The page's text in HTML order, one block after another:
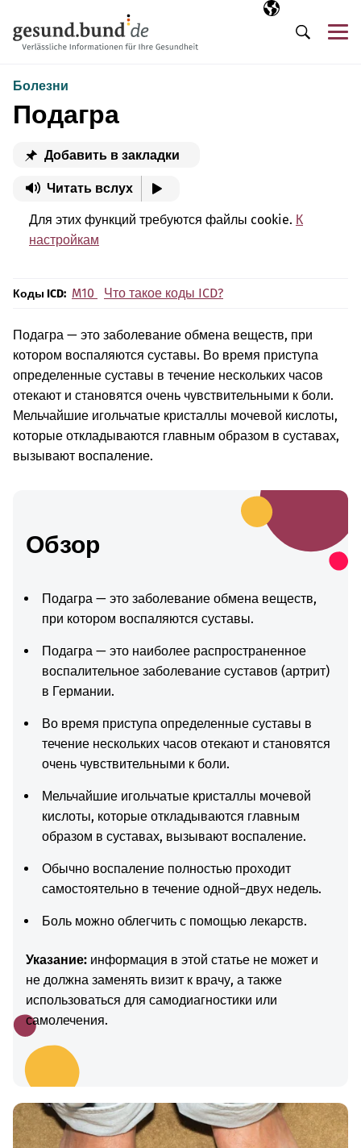
Выбранный
RU
Поиск
Болезни
Подагра
Добавить в закладки
Читать вслух
Для этих функций требуются файлы cookie. К
настройкам
Коды ICD: M10 Что такое коды ICD?
Подагра — это заболевание обмена веществ, при
котором воспаляются суставы. Во время приступа
определенные суставы в течение нескольких часов
отекают и становятся очень чувствительными к боли.
Мельчайшие игольчатые кристаллы мочевой кислоты,
которые откладываются главным образом в суставах,
вызывают воспаление.
Обзор
Подагра — это заболевание обмена веществ,
при котором воспаляются суставы.
Подагра — это наиболее распространенное
воспалительное заболевание суставов (артрит)
в Германии.
Во время приступа определенные суставы в
течение нескольких часов отекают и становятся
очень чувствительными к боли.
Мельчайшие игольчатые кристаллы мочевой
кислоты, которые откладываются главным
образом в суставах, вызывают воспаление.
Обычно воспаление полностью проходит
самостоятельно в течение одной–двух недель.
Боль можно облегчить с помощью лекарств.
Указание: информация в этой статье не может и
не должна заменять визит к врачу, а также
использоваться для самодиагностики или
самолечения.